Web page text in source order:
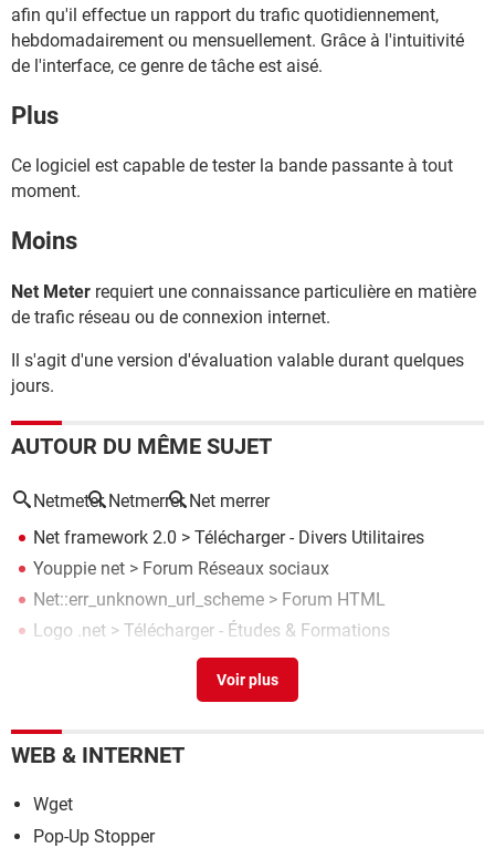
afin qu'il effectue un rapport du trafic quotidiennement,
hebdomadairement ou mensuellement. Grâce à l'intuitivité
de l'interface, ce genre de tâche est aisé.
Plus
Ce logiciel est capable de tester la bande passante à tout
moment.
Moins
Net Meter requiert une connaissance particulière en matière
de trafic réseau ou de connexion internet.
Il s'agit d'une version d'évaluation valable durant quelques
jours.
AUTOUR DU MÊME SUJET
Netmeter Netmerrer Net merrer
Net framework 2.0 > Télécharger - Divers Utilitaires
Youppie net > Forum Réseaux sociaux
Net::err_unknown_url_scheme > Forum HTML
Logo .net > Télécharger - Études & Formations
>Forum Vos droits sur internet
WEB & INTERNET
Wget
Pop-Up Stopper